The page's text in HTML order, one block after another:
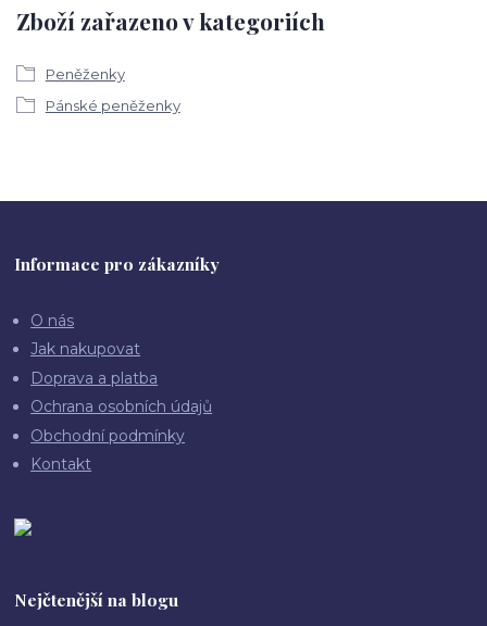
Zboží zařazeno v kategoriích
Peněženky
Pánské peněženky
Informace pro zákazníky
O nás
Jak nakupovat
Doprava a platba
Ochrana osobních údajů
Obchodní podmínky
Kontakt
Nejčtenější na blogu